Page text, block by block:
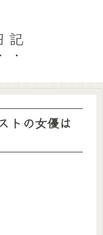
記
トの女優は